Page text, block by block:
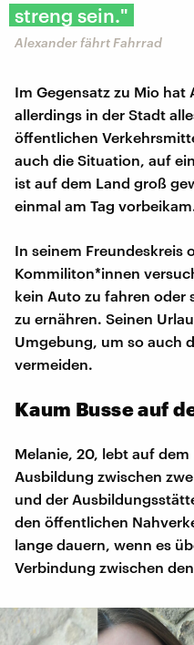
streng sein."
Alexander fährt Fahrrad
Im Gegensatz zu Mio hat
allerdings in der Stadt
öffentlichen
auch die Situation, auf
ist auf dem Land groß
einmal am Tag
In seinem Freundeskreis
Kommiliton*innen
kein Auto zu fahren oder
zu ernähren. Seinen
Umgebung, um so auch
vermeiden.
Kaum Busse auf
Melanie, 20, lebt auf
Ausbildung zwischen
und der
den öffentlichen
lange dauern, wenn es
Verbindung zwischen